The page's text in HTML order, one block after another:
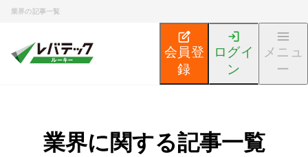
業界の記事一覧
会員登
録
ログイ
ン
メニュ
ー
業界に関する記事一覧